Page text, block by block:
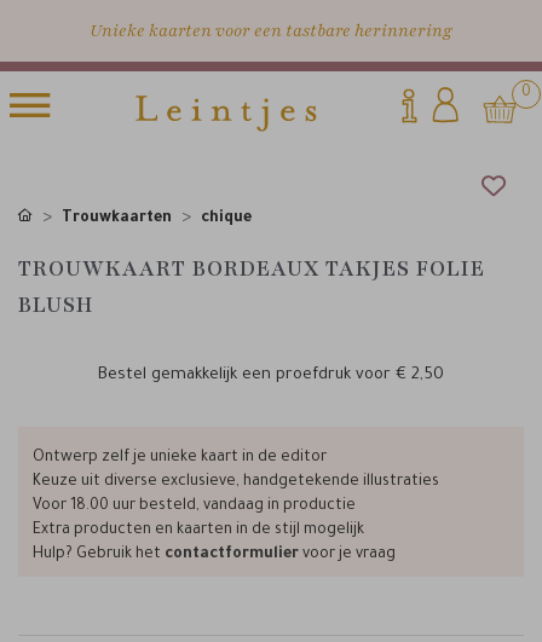
Unieke kaarten voor een tastbare herinnering
0
Trouwkaarten chique
TROUWKAART BORDEAUX TAKJES FOLIE
BLUSH
Bestel gemakkelijk een proefdruk voor € 2,50
Ontwerp zelf je unieke kaart in de editor
Keuze uit diverse exclusieve, handgetekende illustraties
Voor 18.00 uur besteld, vandaag in productie
Extra producten en kaarten in de stijl mogelijk
Hulp? Gebruik het contactformulier voor je vraag